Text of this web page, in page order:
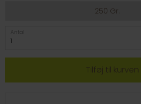
250 Gr.
Antal